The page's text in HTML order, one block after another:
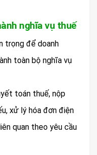
nghĩa vụ thuế
trọng để doanh
toàn bộ nghĩa vụ
toán thuế, nộp
xử lý hóa đơn điện
quan theo yêu cầu